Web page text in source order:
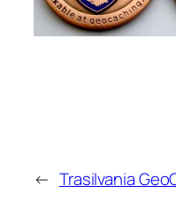
← Trasilvania